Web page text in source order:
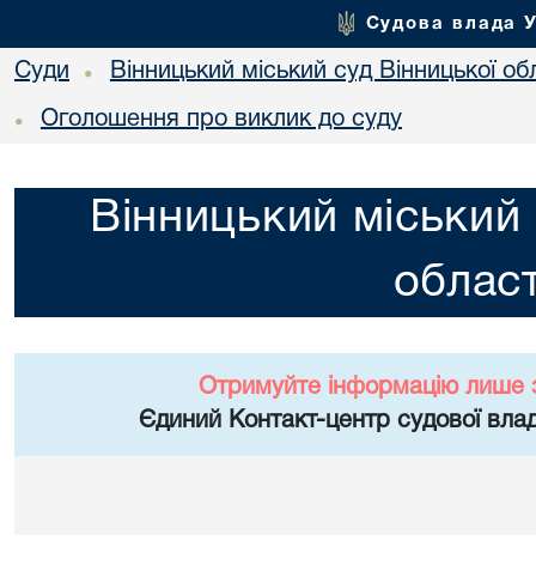
Судова влада
Суди • Вінницький міський суд Вінницької
• Оголошення про виклик до суду
Вінницький міський
Отримуйте інформацію лише
Єдиний Контакт-центр судової